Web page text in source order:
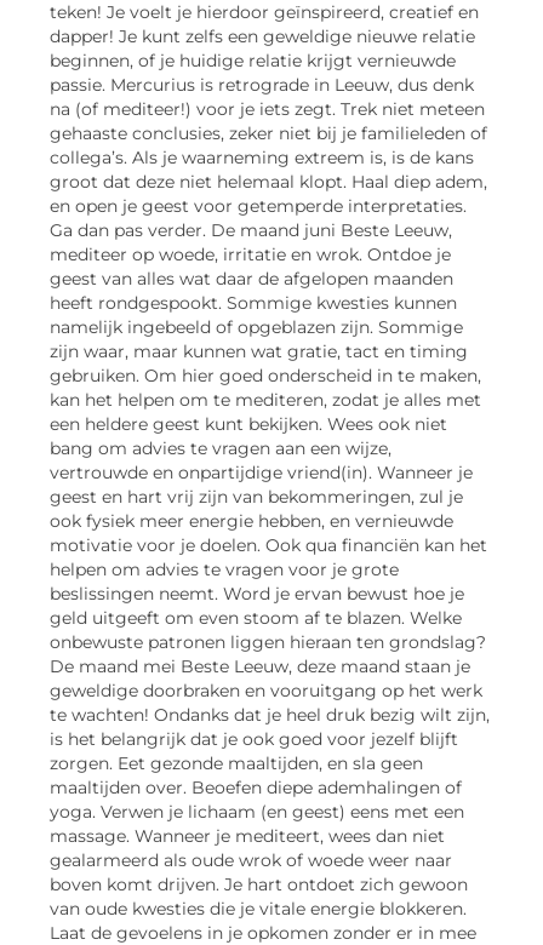
teken! Je voelt je hierdoor geïnspireerd, creatief en
dapper! Je kunt zelfs een geweldige nieuwe relatie
beginnen, of je huidige relatie krijgt vernieuwde
passie. Mercurius is retrograde in Leeuw, dus denk
na (of mediteer!) voor je iets zegt. Trek niet meteen
gehaaste conclusies, zeker niet bij je familieleden of
collega’s. Als je waarneming extreem is, is de kans
groot dat deze niet helemaal klopt. Haal diep adem,
en open je geest voor getemperde interpretaties.
Ga dan pas verder. De maand juni Beste Leeuw,
mediteer op woede, irritatie en wrok. Ontdoe je
geest van alles wat daar de afgelopen maanden
heeft rondgespookt. Sommige kwesties kunnen
namelijk ingebeeld of opgeblazen zijn. Sommige
zijn waar, maar kunnen wat gratie, tact en timing
gebruiken. Om hier goed onderscheid in te maken,
kan het helpen om te mediteren, zodat je alles met
een heldere geest kunt bekijken. Wees ook niet
bang om advies te vragen aan een wijze,
vertrouwde en onpartijdige vriend(in). Wanneer je
geest en hart vrij zijn van bekommeringen, zul je
ook fysiek meer energie hebben, en vernieuwde
motivatie voor je doelen. Ook qua financiën kan het
helpen om advies te vragen voor je grote
beslissingen neemt. Word je ervan bewust hoe je
geld uitgeeft om even stoom af te blazen. Welke
onbewuste patronen liggen hieraan ten grondslag?
De maand mei Beste Leeuw, deze maand staan je
geweldige doorbraken en vooruitgang op het werk
te wachten! Ondanks dat je heel druk bezig wilt zijn,
is het belangrijk dat je ook goed voor jezelf blijft
zorgen. Eet gezonde maaltijden, en sla geen
maaltijden over. Beoefen diepe ademhalingen of
yoga. Verwen je lichaam (en geest) eens met een
massage. Wanneer je mediteert, wees dan niet
gealarmeerd als oude wrok of woede weer naar
boven komt drijven. Je hart ontdoet zich gewoon
van oude kwesties die je vitale energie blokkeren.
Laat de gevoelens in je opkomen zonder er in mee